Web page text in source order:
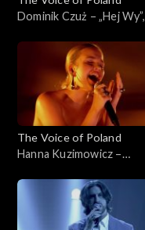
Dominik Czuż – „Hej Wy”,
8 listopada 2025
The Voice of Poland
Hanna Kuzimowicz –
Voice of Poland”, Live 1, 8
listopada 2025